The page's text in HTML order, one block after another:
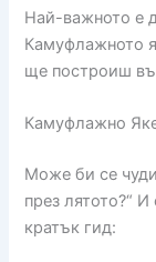
Най-важното е
Камуфлажното
ще построиш
Камуфлажно
Може би се
през лятото?“
кратък гид: